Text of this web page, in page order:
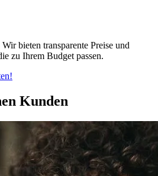
bieten transparente Preise und
zu Ihrem Budget passen.
Kunden